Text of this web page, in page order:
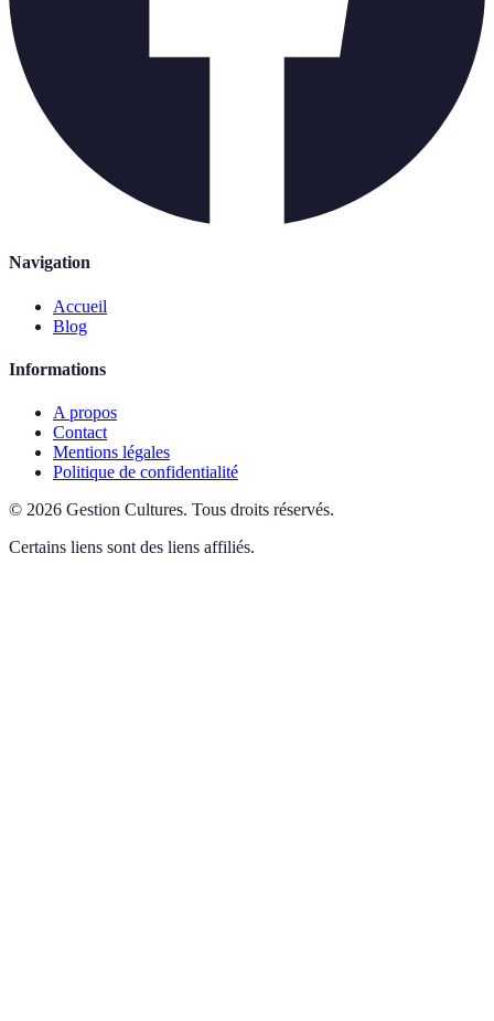
Navigation
Accueil
Blog
Informations
A propos
Contact
Mentions légales
Politique de confidentialité
© 2026 Gestion Cultures. Tous droits réservés.
Certains liens sont des liens affiliés.